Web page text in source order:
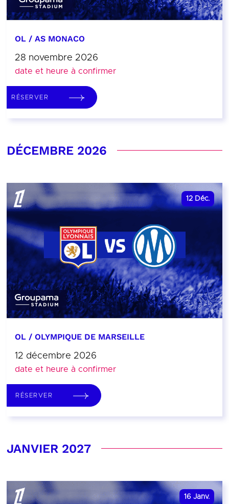
OL / AS MONACO
28 novembre 2026
date et heure à confirmer
RÉSERVER
DÉCEMBRE 2026
12 Déc.
OL / OLYMPIQUE DE MARSEILLE
12 décembre 2026
date et heure à confirmer
RÉSERVER
JANVIER 2027
16 Janv.